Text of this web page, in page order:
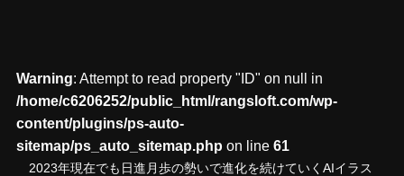
Warning: Attempt to read property "ID" on null in
/home/c6206252/public_html/rangsloft.com/wp-
content/plugins/ps-auto-
sitemap/ps_auto_sitemap.php on line 61
2023年現在でも日進月歩の勢いで進化を続けていくAIイラス